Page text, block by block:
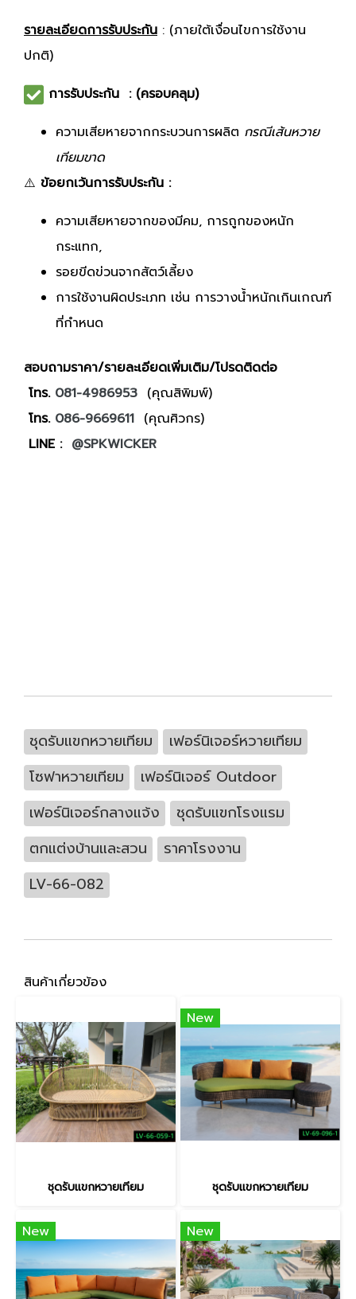
รายละเอียดการรับประกัน : (ภายใต้เงื่อนไขการใช้งาน
ปกติ)
การรับประกัน : (ครอบคลุม)
ความเสียหายจากกระบวนการผลิต กรณีเส้นหวาย
เทียมขาด
⚠️ ข้อยกเว้นการรับประกัน :
ความเสียหายจากของมีคม, การถูกของหนัก
กระแทก,
รอยขีดข่วนจากสัตว์เลี้ยง
การใช้งานผิดประเภท เช่น การวางน้ำหนักเกินเกณฑ์
ที่กำหนด
สอบถามราคา/รายละเอียดเพิ่มเติม/โปรดติดต่อ
โทร. 081-4986953 (คุณสิพิมพ์)
โทร. 086-9669611 (คุณศิวกร)
LINE : @SPKWICKER
ชุดรับแขกหวายเทียม
เฟอร์นิเจอร์หวายเทียม
โซฟาหวายเทียม
เฟอร์นิเจอร์ Outdoor
เฟอร์นิเจอร์กลางแจ้ง
ชุดรับแขกโรงแรม
ตกแต่งบ้านและสวน
ราคาโรงงาน
LV-66-082
สินค้าเกี่ยวข้อง
ชุดรับแขกหวายเทียม
New
ชุดรับแขกหวายเทียม
New New